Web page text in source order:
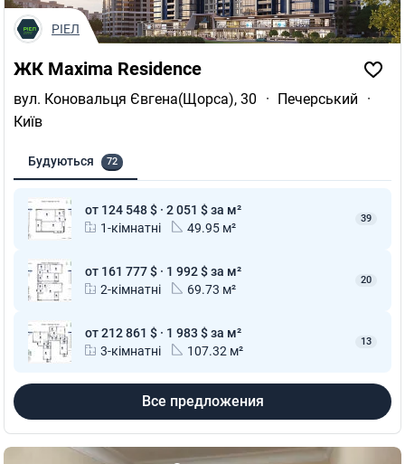
ЖК Maxima Residence
вул. Коновальця Євгена(Щорса), 30 · Печерський
·
Київ
Будуються 72
от 124 548 $ · 2 051 $ за м²
1-кімнатні
49.95 м²
39
от 161 777 $ · 1 992 $ за м²
2-кімнатні
69.73 м²
20
от 212 861 $ · 1 983 $ за м²
3-кімнатні
107.32 м²
13
Все предложения
РІЕЛ